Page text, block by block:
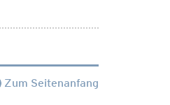
Zum Seitenanfang